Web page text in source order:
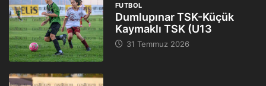
FUTBOL
Dumlupınar TSK-Küçük
Kaymaklı TSK (U13
31 Temmuz 2026